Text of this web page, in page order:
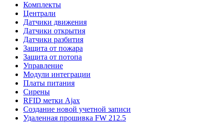
Комплекты
Централи
Датчики движения
Датчики открытия
Датчики разбития
Защита от пожара
Защита от потопа
Управление
Модули интеграции
Платы питания
Сирены
RFID метки Ajax
Создание новой учетной записи
Удаленная прошивка FW 212.5